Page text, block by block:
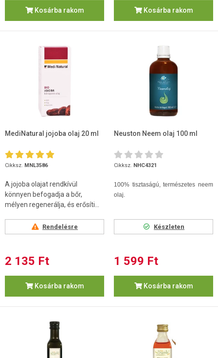
Kosárba rakom Kosárba rakom
MediNatural jojoba olaj 20 ml
Cikksz. MNL3586
A jojoba olajat rendkívül
könnyen befogadja a bőr,
mélyen regenerálja, és erősíti...
Rendelésre
2 135 Ft
Kosárba rakom
Neuston Neem olaj 100 ml
Cikksz. NHC4321
100% tisztaságú, természetes neem
olaj.
Készleten
1 599 Ft
Kosárba rakom